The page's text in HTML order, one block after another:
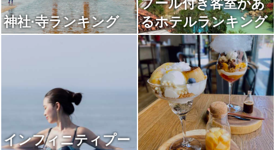
神社·寺ランキング
プール付き客室があ
るホテルランキング
インフィニティプー